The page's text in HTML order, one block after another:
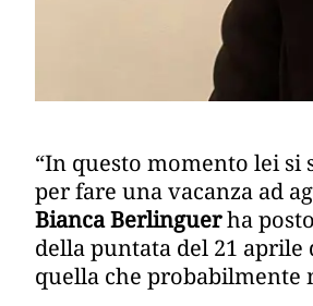
“In questo momento lei
per fare una vacanza ad
Bianca Berlinguerha
della puntata del 21 aprile
quella che probabilmente